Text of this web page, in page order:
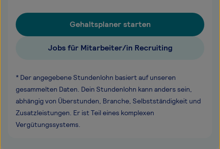
Gehaltsplaner starten
Jobs für Mitarbeiter/in Recruiting
* Der angegebene Stundenlohn basiert auf unseren
gesammelten Daten. Dein Stundenlohn kann anders sein,
abhängig von Überstunden, Branche, Selbstständigkeit und
Zusatzleistungen. Er ist Teil eines komplexen
Vergütungssystems.